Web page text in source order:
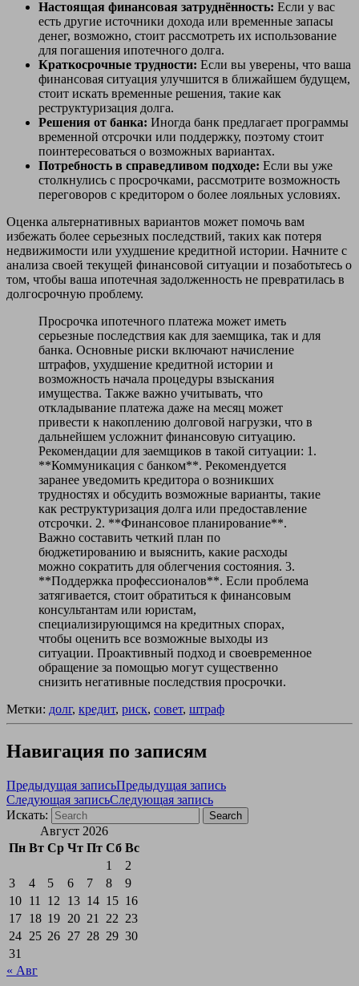
Настоящая финансовая затруднённость: Если у вас
есть другие источники дохода или временные запасы
денег, возможно, стоит рассмотреть их использование
для погашения ипотечного долга.
Краткосрочные трудности: Если вы уверены, что ваша
финансовая ситуация улучшится в ближайшем будущем,
стоит искать временные решения, такие как
реструктуризация долга.
Решения от банка: Иногда банк предлагает программы
временной отсрочки или поддержку, поэтому стоит
поинтересоваться о возможных вариантах.
Потребность в справедливом подходе: Если вы уже
столкнулись с просрочками, рассмотрите возможность
переговоров с кредитором о более лояльных условиях.
Оценка альтернативных вариантов может помочь вам
избежать более серьезных последствий, таких как потеря
недвижимости или ухудшение кредитной истории. Начните с
анализа своей текущей финансовой ситуации и позаботьтесь о
том, чтобы ваша ипотечная задолженность не превратилась в
долгосрочную проблему.
Просрочка ипотечного платежа может иметь
серьезные последствия как для заемщика, так и для
банка. Основные риски включают начисление
штрафов, ухудшение кредитной истории и
возможность начала процедуры взыскания
имущества. Также важно учитывать, что
откладывание платежа даже на месяц может
привести к накоплению долговой нагрузки, что в
дальнейшем усложнит финансовую ситуацию.
Рекомендации для заемщиков в такой ситуации: 1.
**Коммуникация с банком**. Рекомендуется
заранее уведомить кредитора о возникших
трудностях и обсудить возможные варианты, такие
как реструктуризация долга или предоставление
отсрочки. 2. **Финансовое планирование**.
Важно составить четкий план по
бюджетированию и выяснить, какие расходы
можно сократить для облегчения состояния. 3.
**Поддержка профессионалов**. Если проблема
затягивается, стоит обратиться к финансовым
консультантам или юристам,
специализирующимся на кредитных спорах,
чтобы оценить все возможные выходы из
ситуации. Проактивный подход и своевременное
обращение за помощью могут существенно
снизить негативные последствия просрочки.
Метки: долг, кредит, риск, совет, штраф
Навигация по записям
Предыдущая записьПредыдущая запись
Следующая записьСледующая запись
Искать:
Search
Август 2026
Пн Вт Ср Чт Пт Сб Вс
1
2
3
4 5 6 7 8
9
10 11 12 13 14 15 16
17 18 19 20 21 22 23
24 25 26 27 28 29 30
31
« Авг